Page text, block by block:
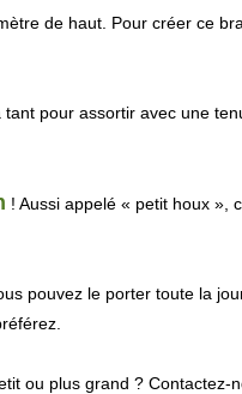
de haut. Pour créer ce
pour assortir avec une
! Aussi appelé « petit houx »,
pouvez le porter toute la
ou plus grand ? Contactez-